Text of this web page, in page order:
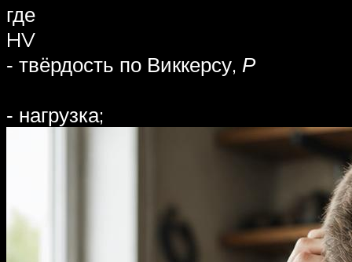
где
HV
‑ твёрдость по Виккерсу, Р
‑ нагрузка;